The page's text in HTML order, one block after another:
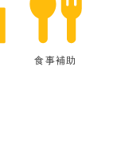
食事補助